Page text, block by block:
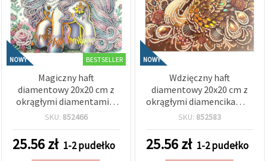
NOWY BESTSELLER
Magiczny haft
diamentowy 20x20 cm z
okrągłymi diamentami –
częściowe wyklejanie,
elegancka ramka LT-025
SKU: 852466
25.56zł 1-2 pudełko
NOWY
Wdzięczny haft
diamentowy 20x20 cm z
okrągłymi diamencikami –
częściowe wyklejanie,
ramka LT-031
SKU: 852583
25.56zł 1-2 pudełko